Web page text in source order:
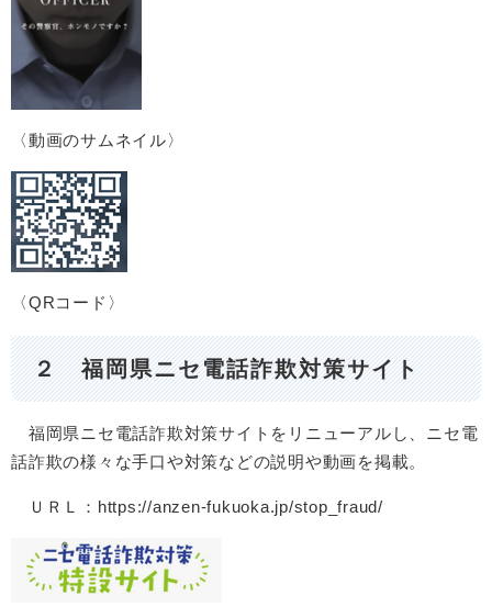
〈動画のサムネイル〉
〈QRコード〉
２ 福岡県ニセ電話詐欺対策サイト
福岡県ニセ電話詐欺対策サイトをリニューアルし、ニセ電
話詐欺の様々な手口や対策などの説明や動画を掲載。
ＵＲＬ：https://anzen-fukuoka.jp/stop_fraud/